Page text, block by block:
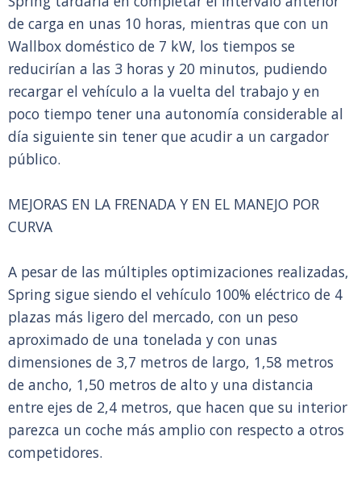
de carga en unas 10 horas, mientras que con un
Wallbox doméstico de 7 kW, los tiempos se
reducirían a las 3 horas y 20 minutos, pudiendo
recargar el vehículo a la vuelta del trabajo y en
poco tiempo tener una autonomía considerable al
día siguiente sin tener que acudir a un cargador
público.
MEJORAS EN LA FRENADA Y EN EL MANEJO POR
CURVA
A pesar de las múltiples optimizaciones realizadas,
Spring sigue siendo el vehículo 100% eléctrico de 4
plazas más ligero del mercado, con un peso
aproximado de una tonelada y con unas
dimensiones de 3,7 metros de largo, 1,58 metros
de ancho, 1,50 metros de alto y una distancia
entre ejes de 2,4 metros, que hacen que su interior
parezca un coche más amplio con respecto a otros
competidores.